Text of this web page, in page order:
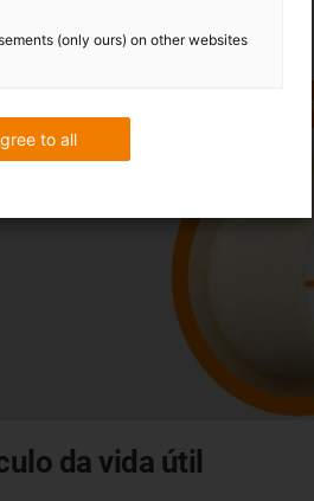
da vida útil
agora o modelo CAD e calcule
(only ours) on other websites
to all